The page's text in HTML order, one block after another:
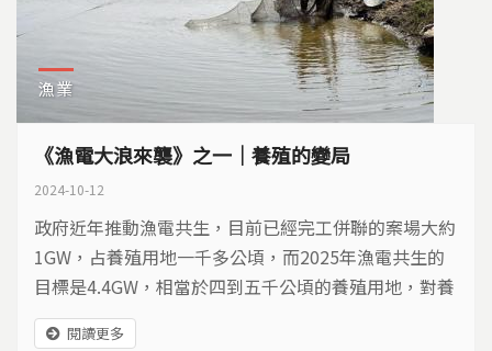
漁業
《漁電大浪來襲》之一｜養殖的變局
2024-10-12
政府近年推動漁電共生，目前已經完工併聯的案場大約
1GW，占養殖用地一千多公頃，而2025年漁電共生的
目標是4.4GW，相當於四到五千公頃的養殖用地，對養
殖產業與沿海生態環境造成衝擊。
閱讀更多